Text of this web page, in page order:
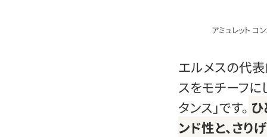
アミュレット コ
エルメスの代
スをモチーフに
タンス」です。
ンド性と、さ